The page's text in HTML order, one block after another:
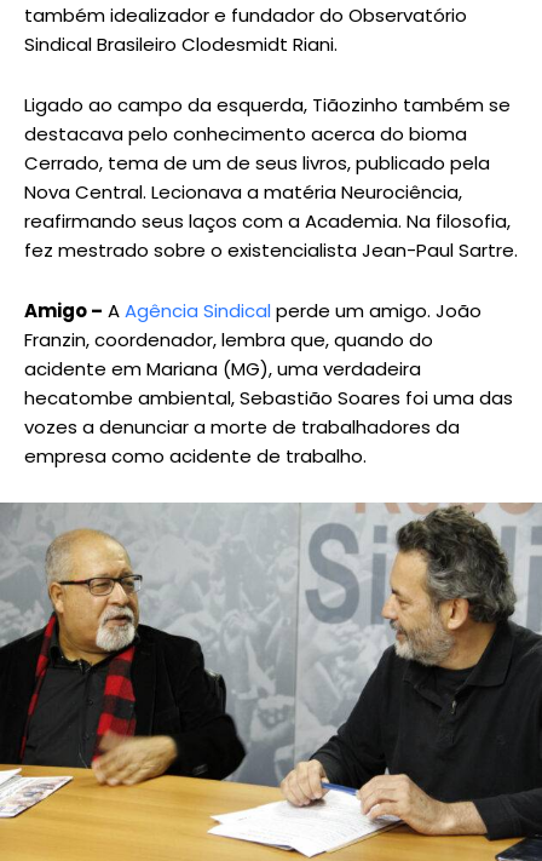
também idealizador e fundador do Observatório
Sindical Brasileiro Clodesmidt Riani.
Ligado ao campo da esquerda, Tiãozinho também se
destacava pelo conhecimento acerca do bioma
Cerrado, tema de um de seus livros, publicado pela
Nova Central. Lecionava a matéria Neurociência,
reafirmando seus laços com a Academia. Na filosofia,
fez mestrado sobre o existencialista Jean-Paul Sartre.
Amigo – AAgência Sindicalperde um amigo. João
Franzin, coordenador, lembra que, quando do
acidente em Mariana (MG), uma verdadeira
hecatombe ambiental, Sebastião Soares foi uma das
vozes a denunciar a morte de trabalhadores da
empresa como acidente de trabalho.